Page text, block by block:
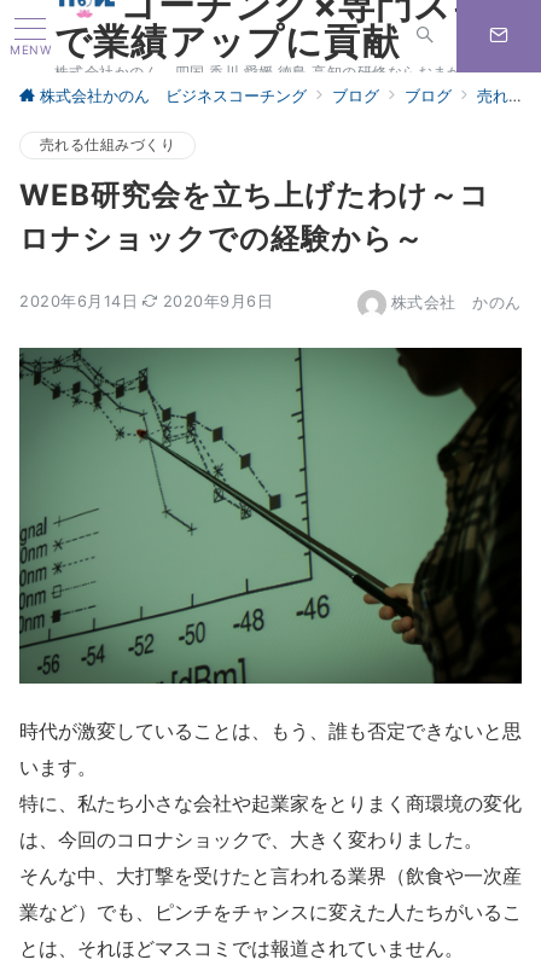
MENW で業績アップに貢献
株式会社かのん 四国 香川 愛媛 徳島 高知の研修ならおまかせください
株式会社かのん ビジネスコーチング ブログ ブログ 売れる仕組みづくり
売れる仕組みづくり
WEB研究会を立ち上げたわけ～コ
ロナショックでの経験から～
2020年6月14日 2020年9月6日 株式会社 かのん
時代が激変していることは、もう、誰も否定できないと思
います。
特に、私たち小さな会社や起業家をとりまく商環境の変化
は、今回のコロナショックで、大きく変わりました。
そんな中、大打撃を受けたと言われる業界（飲食や一次産
業など）でも、ピンチをチャンスに変えた人たちがいるこ
とは、それほどマスコミでは報道されていません。